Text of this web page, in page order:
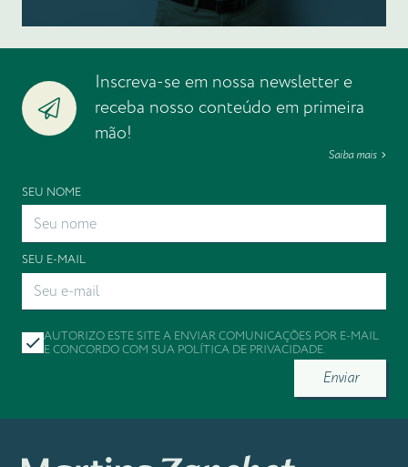
Inscreva-se em nossa newsletter e
receba nosso conteúdo em primeira
mão!
Saiba mais
SEU NOME
SEU E-MAIL
AUTORIZO ESTE SITE A ENVIAR COMUNICAÇÕES POR E-MAIL
E CONCORDO COM SUA POLÍTICA DE PRIVACIDADE.
Enviar